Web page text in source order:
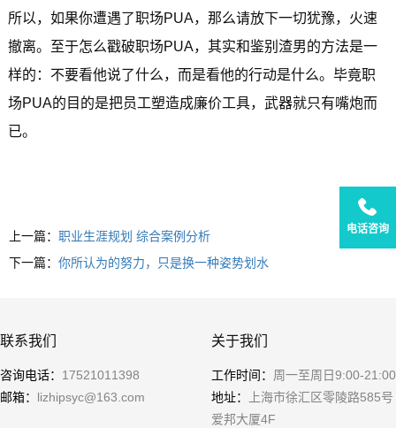
所以，如果你遭遇了职场PUA，那么请放下一切犹豫，火速
撤离。至于怎么戳破职场PUA，其实和鉴别渣男的方法是一
样的：不要看他说了什么，而是看他的行动是什么。毕竟职
场PUA的目的是把员工塑造成廉价工具，武器就只有嘴炮而
已。
上一篇： 职业生涯规划 综合案例分析
下一篇： 你所认为的努力，只是换一种姿势划水
联系我们
咨询电话： 17521011398
邮箱： lizhipsyc@163.com
关于我们
工作时间： 周一至周日9:00-21:00
地址：
上海市徐汇区零陵路585号
爱邦大厦4F
电话咨询